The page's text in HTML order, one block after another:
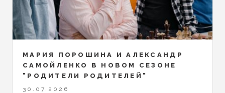
МАРИЯ ПОРОШИНА И АЛЕКСАНДР
САМОЙЛЕНКО В НОВОМ СЕЗОНЕ
"РОДИТЕЛИ РОДИТЕЛЕЙ"
30.07.2026